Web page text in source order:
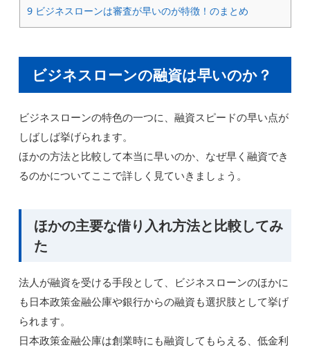
9ビジネスローンは審査が早いのが特徴！のまとめ
ビジネスローンの融資は早いのか？
ビジネスローンの特色の一つに、融資スピードの早い点が
しばしば挙げられます。
ほかの方法と比較して本当に早いのか、なぜ早く融資でき
るのかについてここで詳しく見ていきましょう。
ほかの主要な借り入れ方法と比較してみ
た
法人が融資を受ける手段として、ビジネスローンのほかに
も日本政策金融公庫や銀行からの融資も選択肢として挙げ
られます。
日本政策金融公庫は創業時にも融資してもらえる、低金利